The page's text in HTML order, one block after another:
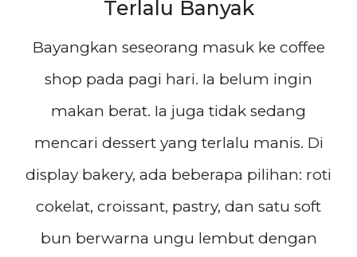
Terlalu Banyak
Bayangkan seseorang masuk ke coffee
shop pada pagi hari. Ia belum ingin
makan berat. Ia juga tidak sedang
mencari dessert yang terlalu manis. Di
display bakery, ada beberapa pilihan: roti
cokelat, croissant, pastry, dan satu soft
bun berwarna ungu lembut dengan